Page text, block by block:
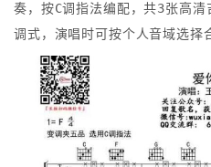
奏，按C调指法编配，共3张高
调式，演唱时可按个人音域选择